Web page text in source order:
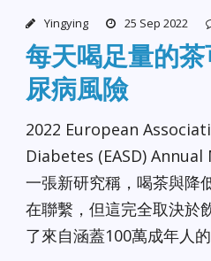
Yingying 25 Sep 2022
每天喝足量的
尿病風險
2022 European
Diabetes (EASD)
一張新研究稱，喝茶與降
在聯繫，但這完全取決於
了來自涵蓋100萬成年人